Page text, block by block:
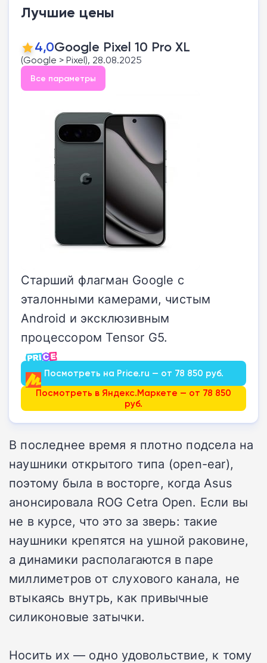
Лучшие цены
4,0Google Pixel 10 Pro XL
(Google > Pixel), 28.08.2025
Все параметры
Старший флагман Google с
эталонными камерами, чистым
Android и эксклюзивным
процессором Tensor G5.
Посмотреть на Price.ru — от 78 850 руб.
Посмотреть в Яндекс.Маркете — от 78 850
руб.
В последнее время я плотно подсела на
наушники открытого типа (open-ear),
поэтому была в восторге, когда Asus
анонсировала ROG Cetra Open. Если вы
не в курсе, что это за зверь: такие
наушники крепятся на ушной раковине,
а динамики располагаются в паре
миллиметров от слухового канала, не
втыкаясь внутрь, как привычные
силиконовые затычки.
Носить их — одно удовольствие, к тому